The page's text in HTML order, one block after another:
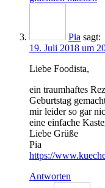
Pia sagt:
19. Juli 2018 um
Lie­be Foodista,
ein traum­haf­tes
Geburts­tag
mir lei­der so gar
eine ein­fa­che
Lie­be Grüße
Pia
https://
Antworten